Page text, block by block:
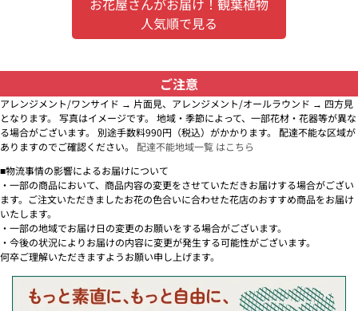
人気順で見る
ご注意
アレンジメント/ワンサイド → 片面見、アレンジメント/オールラウンド → 四方見
となります。 写真はイメージです。 地域・季節によって、一部花材・花器等が異な
る場合がございます。 別途手数料990円（税込）がかかります。 配達不能な区域が
ありますのでご確認ください。 配達不能地域一覧 はこちら
■物流事情の影響によるお届けについて
・一部の商品において、商品内容の変更をさせていただきお届けする場合がござい
ます。ご注文いただきましたお花の色合いに合わせた花店のおすすめ商品をお届け
いたします。
・一部の地域でお届け日の変更のお願いをする場合がございます。
・今後の状況によりお届けの内容に変更が発生する可能性がございます。
何卒ご理解いただきますようお願い申し上げます。